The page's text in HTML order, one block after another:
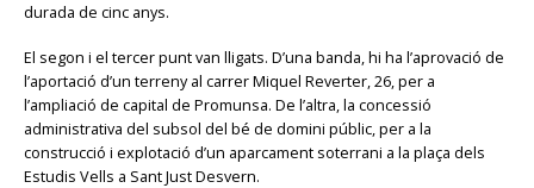
durada de cinc anys.
El segon i el tercer punt van lligats. D’una banda, hi ha l’aprovació de
l’aportació d’un terreny al carrer Miquel Reverter, 26, per a
l’ampliació de capital de Promunsa. De l’altra, la concessió
administrativa del subsol del bé de domini públic, per a la
construcció i explotació d’un aparcament soterrani a la plaça dels
Estudis Vells a Sant Just Desvern.